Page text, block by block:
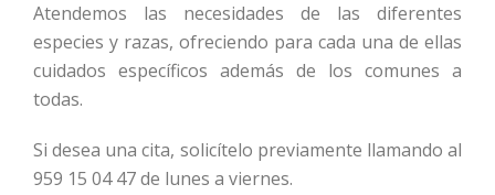
Atendemos las necesidades de las diferentes
especies y razas, ofreciendo para cada una de ellas
cuidados específicos además de los comunes a
todas.
Si desea una cita, solicítelo previamente llamando al
959 15 04 47 de lunes a viernes.